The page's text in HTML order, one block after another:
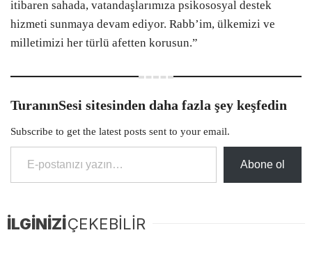
itibaren sahada, vatandaşlarımıza psikososyal destek
hizmeti sunmaya devam ediyor. Rabb’im, ülkemizi ve
milletimizi her türlü afetten korusun.”
TuranınSesi sitesinden daha fazla şey keşfedin
Subscribe to get the latest posts sent to your email.
E-postanızı yazın…
Abone ol
İLGİNİZİÇEKEBİLİR